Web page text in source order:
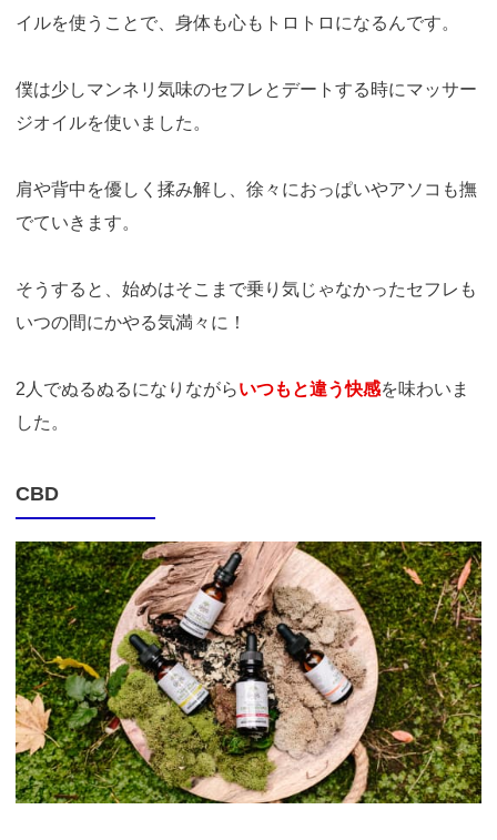
イルを使うことで、身体も心もトロトロになるんです。
僕は少しマンネリ気味のセフレとデートする時にマッサー
ジオイルを使いました。
肩や背中を優しく揉み解し、徐々におっぱいやアソコも撫
でていきます。
そうすると、始めはそこまで乗り気じゃなかったセフレも
いつの間にかやる気満々に！
2人でぬるぬるになりながらいつもと違う快感を味わいま
した。
CBD